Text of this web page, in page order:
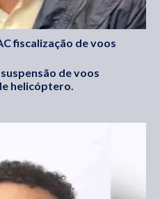
fiscalização de voos
de voos
helicóptero.